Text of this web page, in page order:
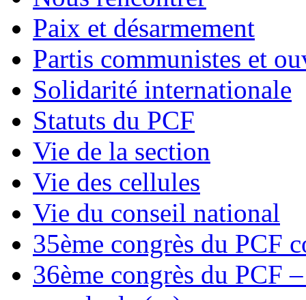
Paix et désarmement
Partis communistes et
Solidarité internationale
Statuts du PCF
Vie de la section
Vie des cellules
Vie du conseil national
35ème congrès du PCF
36ème congrès du PCF